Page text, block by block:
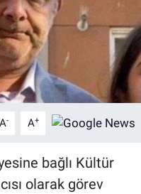
A- A+
bağlı Kültür
olarak görev